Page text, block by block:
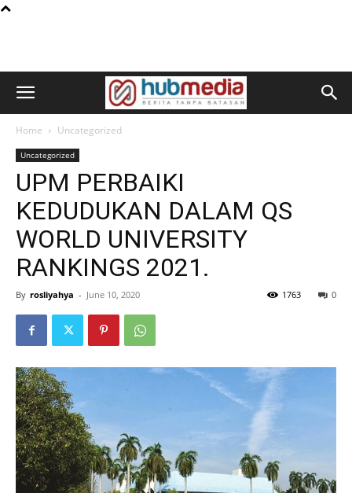
Home Uncategorized
Uncategorized
UPM PERBAIKI
KEDUDUKAN DALAM QS
WORLD UNIVERSITY
RANKINGS 2021.
By rosliyahya - June 10, 2020 0
1763